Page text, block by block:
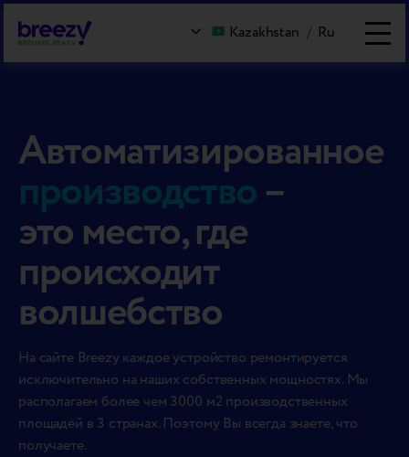
Kazakhstan / Ru
Автоматизированное
производство–
это место, где
происходит
волшебство
На сайте Breezy каждое устройство ремонтируется
исключительно на наших собственных мощностях. Мы
располагаем более чем 3000 м2 производственных
площадей в 3 странах. Поэтому Вы всегда знаете, что
получаете.